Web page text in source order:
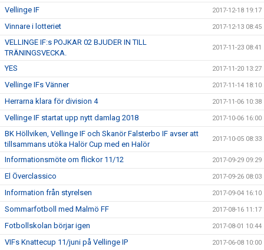
Vellinge IF 2017-12-18 19:17
Vinnare i lotteriet 2017-12-13 08:45
VELLINGE IF:s POJKAR 02 BJUDER IN TILL
TRÄNINGSVECKA.
2017-11-23 08:41
YES 2017-11-20 13:27
Vellinge IFs Vänner 2017-11-14 18:10
Herrarna klara för division 4 2017-11-06 10:38
Vellinge IF startat upp nytt damlag 2018 2017-10-06 16:00
BK Höllviken, Vellinge IF och Skanör Falsterbo IF avser att
tillsammans utöka Halör Cup med en Halör
2017-10-05 08:33
Informationsmöte om flickor 11/12 2017-09-29 09:29
El Överclassico 2017-09-26 08:03
Information från styrelsen 2017-09-04 16:10
Sommarfotboll med Malmö FF 2017-08-16 11:17
Fotbollskolan börjar igen 2017-08-01 10:44
VIFs Knattecup 11/juni på Vellinge IP 2017-06-08 10:00